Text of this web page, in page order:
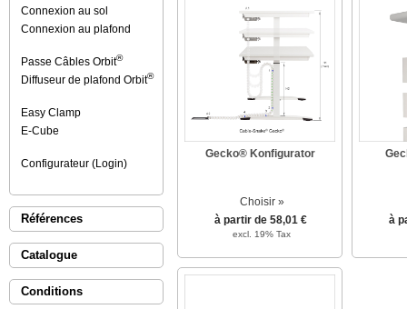
Connexion au sol
Connexion au plafond
Passe Câbles Orbit®
Diffuseur de plafond Orbit®
Easy Clamp
E-Cube
Configurateur (Login)
Références
Catalogue
Conditions
Gecko® Konfigurator
Choisir »
à partir de 58,01 €
excl. 19% Tax
à